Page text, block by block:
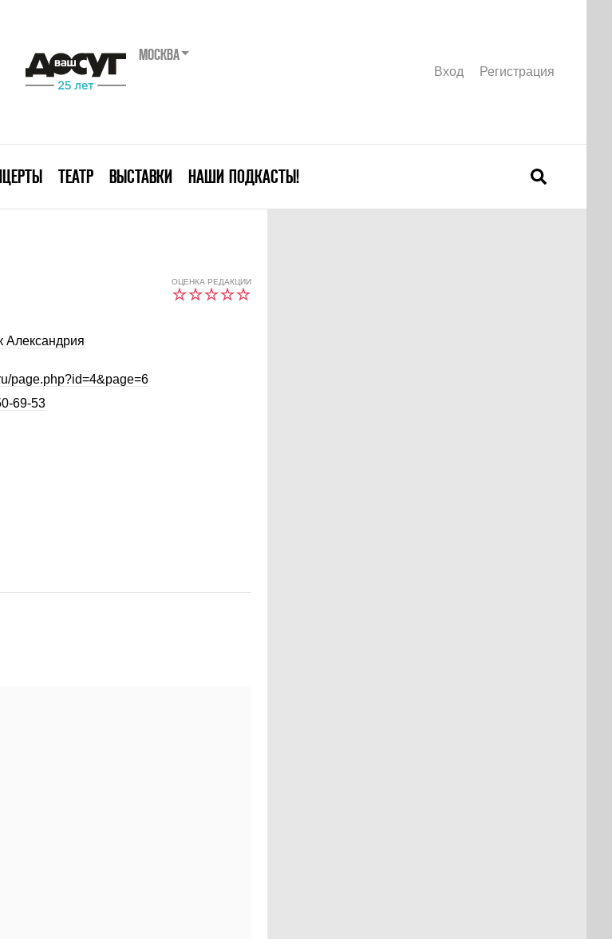
МОСКВА
Вход Регистрация
ТЕАТР ВЫСТАВКИ НАШИ ПОДКАСТЫ!
ОЦЕНКА РЕДАКЦИИ
Александрия
page.php?id=4&page=6
69-53